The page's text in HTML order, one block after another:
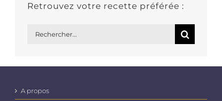
Retrouvez votre recette préférée :
A propos